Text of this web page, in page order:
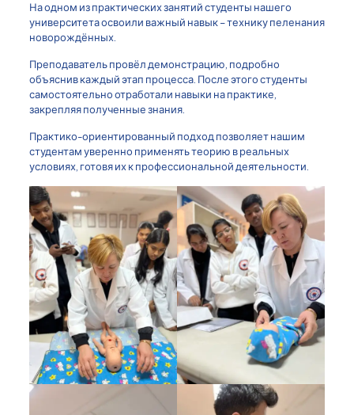
На одном из практических занятий студенты нашего
университета освоили важный навык – технику пеленания
новорождённых.
Преподаватель провёл демонстрацию, подробно
объяснив каждый этап процесса. После этого студенты
самостоятельно отработали навыки на практике,
закрепляя полученные знания.
Практико-ориентированный подход позволяет нашим
студентам уверенно применять теорию в реальных
условиях, готовя их к профессиональной деятельности.